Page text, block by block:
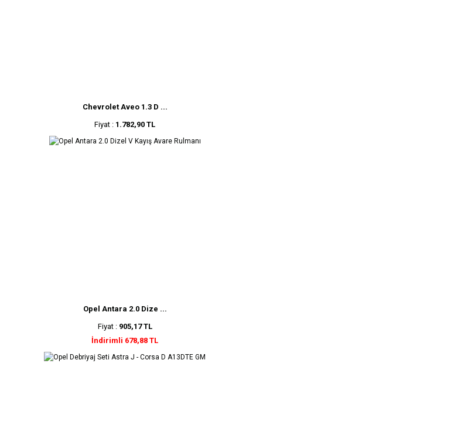
Chevrolet Aveo 1.3 D ...
Fiyat : 1.782,90 TL
Opel Antara 2.0 Dize ...
Fiyat : 905,17 TL
İndirimli 678,88 TL